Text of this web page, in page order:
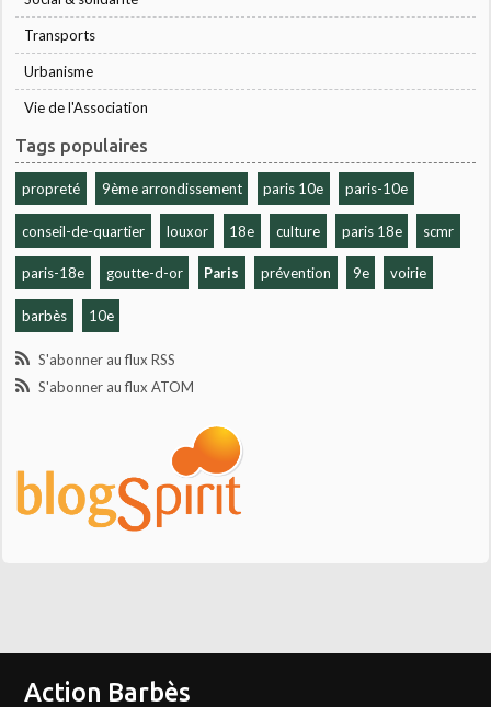
Transports
Urbanisme
Vie de l'Association
Tags populaires
propreté 9ème arrondissement paris 10e paris-10e
conseil-de-quartier louxor 18e culture paris 18e scmr
paris-18e goutte-d-or Paris prévention 9e voirie
barbès 10e
S'abonner au flux RSS
S'abonner au flux ATOM
Action Barbès